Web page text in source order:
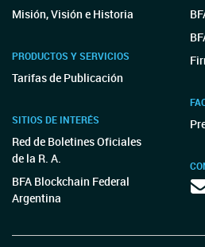
Misión, Visión e Historia
PRODUCTOS Y SERVICIOS
Tarifas de Publicación
SITIOS DE INTERÉS
Red de Boletines Oficiales
de la R. A.
BFA Blockchain Federal
Argentina